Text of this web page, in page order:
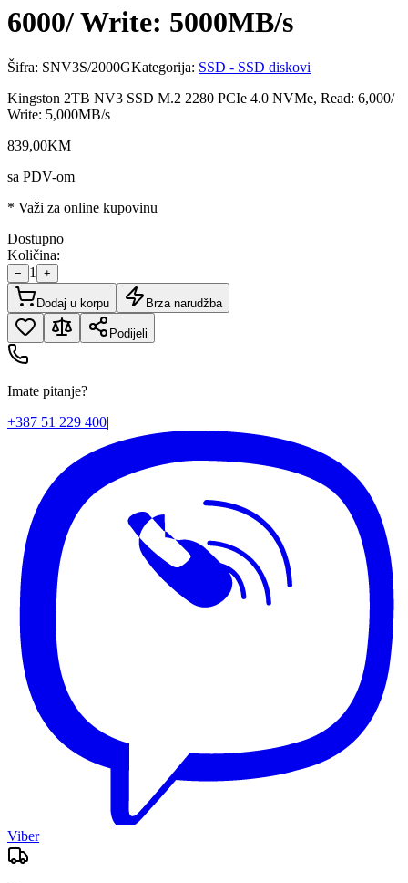
6000/ Write: 5000MB/s
Šifra: SNV3S/2000GKategorija: SSD - SSD diskovi
Kingston 2TB NV3 SSD M.2 2280 PCIe 4.0 NVMe, Read: 6,000/
Write: 5,000MB/s
839,00KM
sa PDV-om
* Važi za online kupovinu
Dostupno
Količina:
− 1 +
Dodaj u korpu Brza narudžba
Podijeli
Imate pitanje?
+387 51 229 400|
Viber